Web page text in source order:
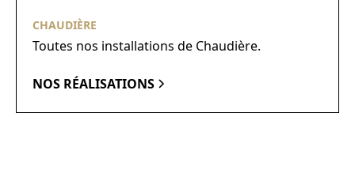
CHAUDIÈRE
Toutes nos installations de Chaudière.
NOS RÉALISATIONS